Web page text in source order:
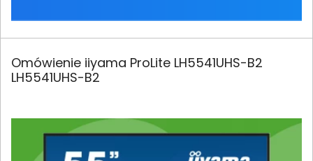
Omówienie iiyama ProLite LH5541UHS-B2
LH5541UHS-B2